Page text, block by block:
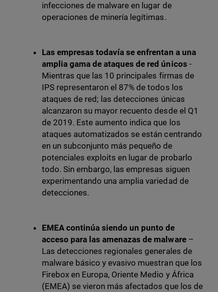
infecciones de malware en lugar de
operaciones de minería legítimas.
Las empresas todavía se enfrentan a una
amplia gama de ataques de red únicos -
Mientras que las 10 principales firmas de
IPS representaron el 87% de todos los
ataques de red; las detecciones únicas
alcanzaron su mayor recuento desde el Q1
de 2019. Este aumento indica que los
ataques automatizados se están centrando
en un subconjunto más pequeño de
potenciales exploits en lugar de probarlo
todo. Sin embargo, las empresas siguen
experimentando una amplia variedad de
detecciones.
EMEA continúa siendo un punto de
acceso para las amenazas de malware–
Las detecciones regionales generales de
malware básico y evasivo muestran que los
Firebox en Europa, Oriente Medio y África
(EMEA) se vieron más afectados que los de